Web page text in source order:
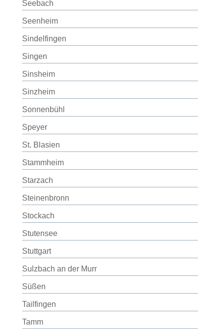
Seebach
Seenheim
Sindelfingen
Singen
Sinsheim
Sinzheim
Sonnenbühl
Speyer
St. Blasien
Stammheim
Starzach
Steinenbronn
Stockach
Stutensee
Stuttgart
Sulzbach an der Murr
Süßen
Tailfingen
Tamm